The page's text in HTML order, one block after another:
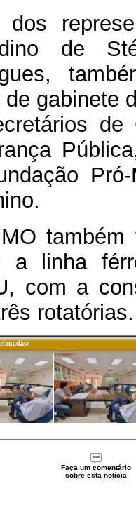
dos
de
de gabinete
de
a linha
com a
rotatórias.
Faça um comentário
sobre esta notícia